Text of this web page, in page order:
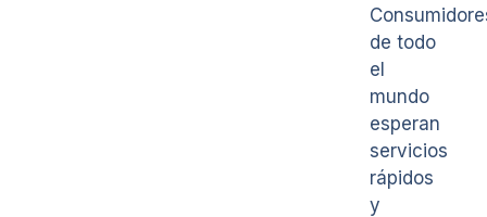
de todo
el
mundo
esperan
servicios
rápidos
y